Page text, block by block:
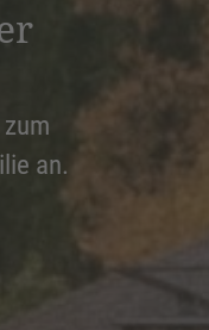
an.